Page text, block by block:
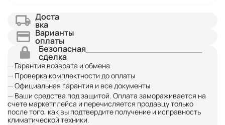
Доста
вка
Варианты
оплаты
Безопасная
сделка
— Гарантия возврата и обмена
— Проверка комплектности до оплаты
— Официальная гарантия и все документы
— Ваши средства под защитой. Оплата замораживается на
счете маркетплейса и перечисляется продавцу только
после того, как вы подтвердите получение и исправность
климатической техники.